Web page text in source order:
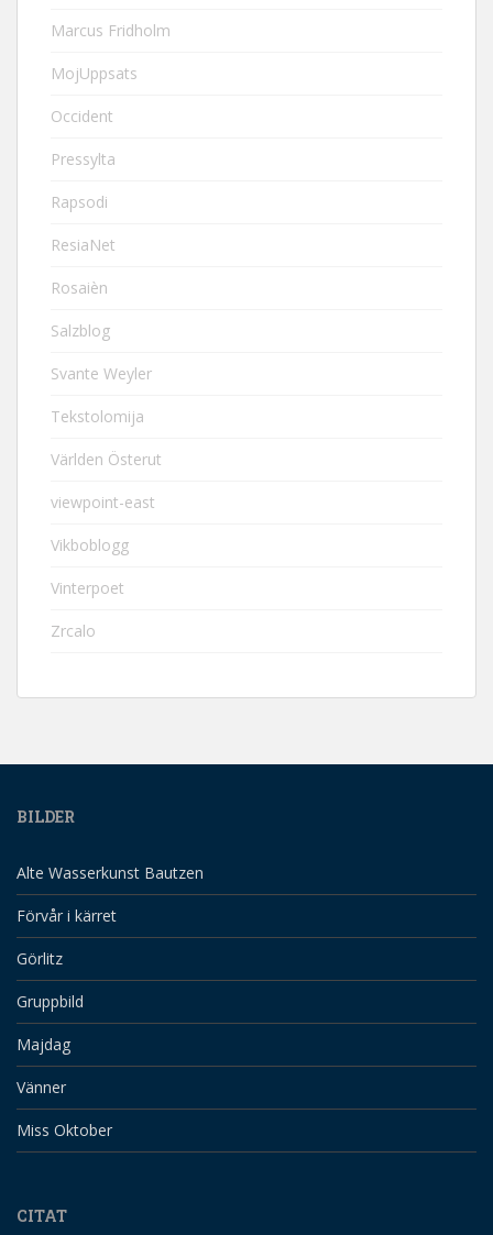
Marcus Fridholm
MojUppsats
Occident
Pressylta
Rapsodi
ResiaNet
Rosaièn
Salzblog
Svante Weyler
Tekstolomija
Världen Österut
viewpoint-east
Vikboblogg
Vinterpoet
Zrcalo
BILDER
Alte Wasserkunst Bautzen
Förvår i kärret
Görlitz
Gruppbild
Majdag
Vänner
Miss Oktober
CITAT